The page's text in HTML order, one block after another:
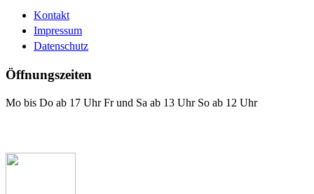
Kontakt
Impressum
Datenschutz
Öffnungszeiten
Mo bis Do ab 17 Uhr Fr und Sa ab 13 Uhr So ab 12 Uhr